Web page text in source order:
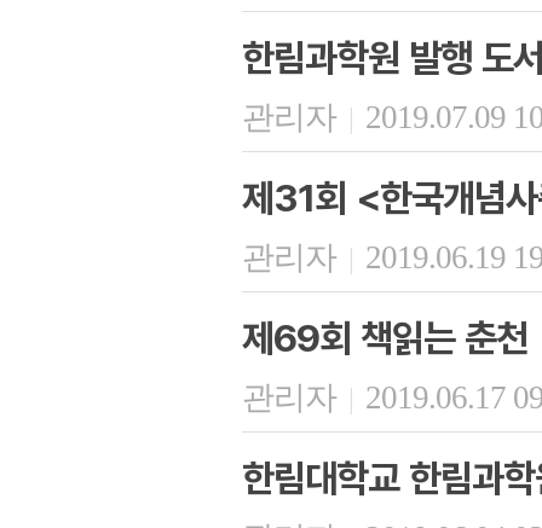
한림과학원 발행 도
관리자 | 2019.07.09
제31회 <한국개념
관리자 | 2019.06.19
제69회 책읽는 춘천
관리자 | 2019.06.17
한림대학교 한림과